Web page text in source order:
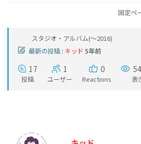
固定ペ
スタジオ・アルバム(～2016)
最新の投稿 : キッド 5年前
17
投稿
1
ユーザー
0
Reactions 表